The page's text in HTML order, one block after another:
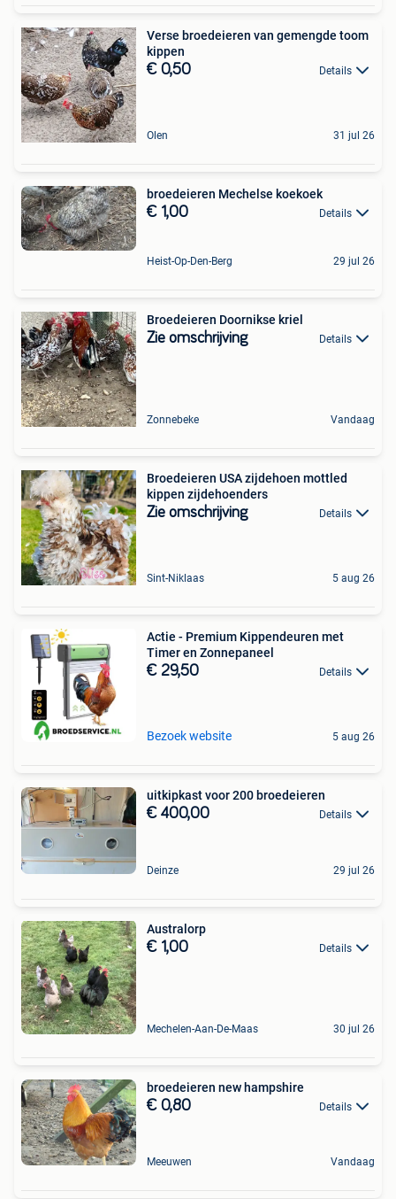
Verse broedeieren van gemengde toom
kippen
€ 0,50 Details
Olen 31 jul 26
broedeieren Mechelse koekoek
€ 1,00 Details
Heist-Op-Den-Berg 29 jul 26
Broedeieren Doornikse kriel
Zie omschrijving Details
Zonnebeke Vandaag
Broedeieren USA zijdehoen mottled
kippen zijdehoenders
Zie omschrijving Details
Sint-Niklaas 5 aug 26
Actie - Premium Kippendeuren met
Timer en Zonnepaneel
€ 29,50 Details
Bezoek website 5 aug 26
uitkipkast voor 200 broedeieren
€ 400,00 Details
Deinze 29 jul 26
Australorp
€ 1,00 Details
Mechelen-Aan-De-Maas 30 jul 26
broedeieren new hampshire
€ 0,80 Details
Meeuwen Vandaag